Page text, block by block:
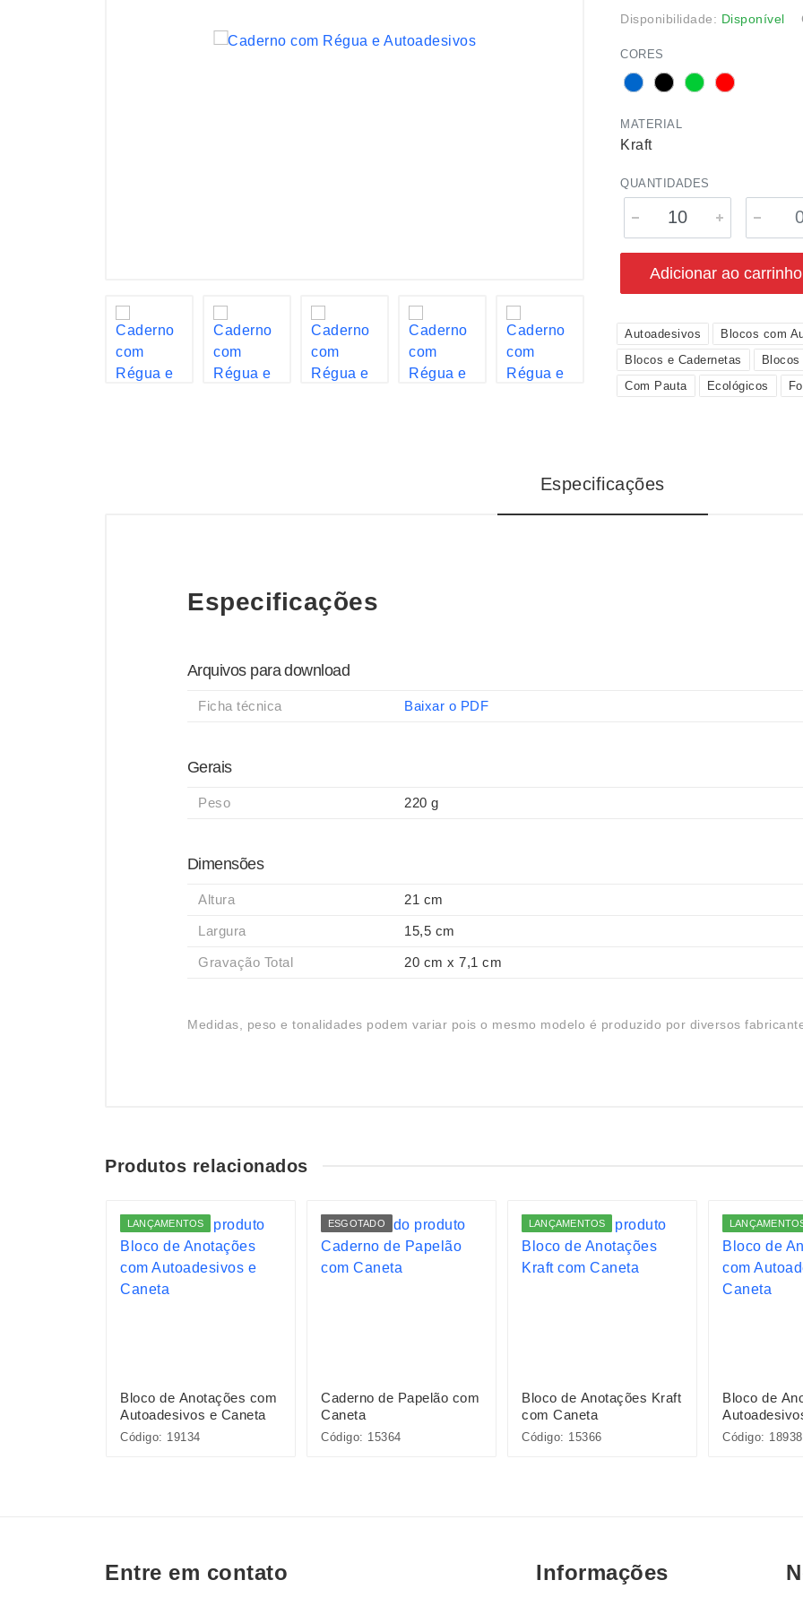
Disponibilidade: Disponível
CORES
MATERIAL
Kraft
QUANTIDADES
Adicionar ao carrinho
Autoadesivos
Blocos com
Blocos e Cadernetas
Com Pauta
Ecológicos
Especificações
Especificações
Arquivos para download
Ficha técnica Baixar o PDF
Gerais
Peso 220 g
Dimensões
Altura 21 cm
Largura 15,5 cm
Gravação Total 20 cm x 7,1 cm
Medidas, peso e tonalidades podem variar pois o mesmo modelo é produzido por diversos
Produtos relacionados
LANÇAMENTOS
Bloco de Anotações com
Autoadesivos e Caneta
Código: 19134
ESGOTADO
Caderno de Papelão com
Caneta
Código: 15364
LANÇAMENTOS
Bloco de Anotações Kraft
com Caneta
Código: 15366
Bloco de
Código: 18938
Entre em contato Informações